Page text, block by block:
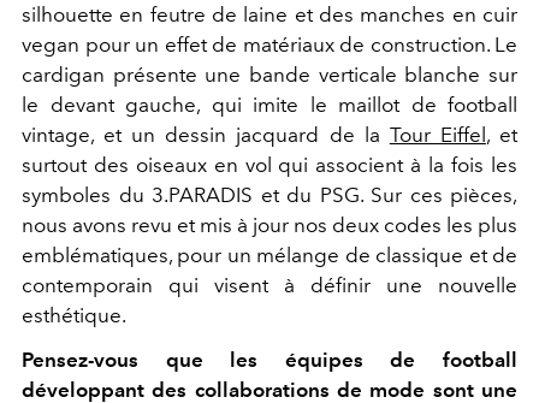
silhouette en feutre de laine et des manches en cuir
vegan pour un effet de matériaux de construction. Le
cardigan présente une bande verticale blanche sur
le devant gauche, qui imite le maillot de football
vintage, et un dessin jacquard de la Tour Eiffel, et
surtout des oiseaux en vol qui associent à la fois les
symboles du 3.PARADIS et du PSG. Sur ces pièces,
nous avons revu et mis à jour nos deux codes les plus
emblématiques, pour un mélange de classique et de
contemporain qui visent à définir une nouvelle
esthétique.
Pensez-vous que les équipes de football
développant des collaborations de mode sont une